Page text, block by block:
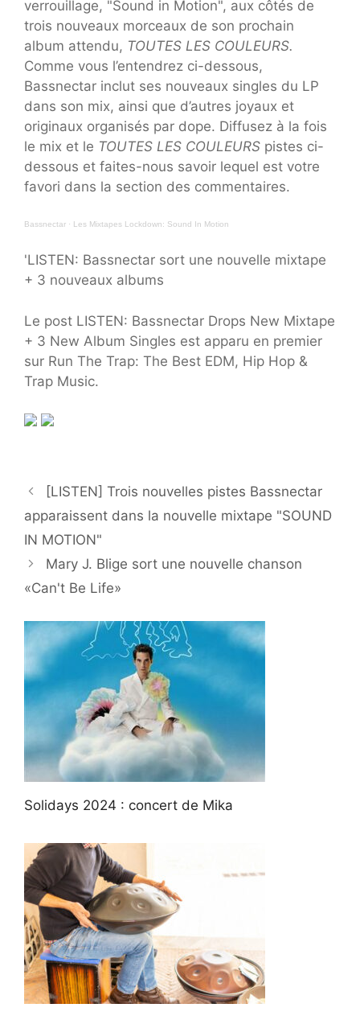
verrouillage, "Sound in Motion", aux côtés de
trois nouveaux morceaux de son prochain
album attendu, TOUTES LES COULEURS.
Comme vous l’entendrez ci-dessous,
Bassnectar inclut ses nouveaux singles du LP
dans son mix, ainsi que d’autres joyaux et
originaux organisés par dope. Diffusez à la fois
le mix et le TOUTES LES COULEURS pistes ci-
dessous et faites-nous savoir lequel est votre
favori dans la section des commentaires.
Bassnectar · Les Mixtapes Lockdown: Sound In Motion
'LISTEN: Bassnectar sort une nouvelle mixtape
+ 3 nouveaux albums
Le post LISTEN: Bassnectar Drops New Mixtape
+ 3 New Album Singles est apparu en premier
sur Run The Trap: The Best EDM, Hip Hop &
Trap Music.
[LISTEN] Trois nouvelles pistes Bassnectar
apparaissent dans la nouvelle mixtape "SOUND
IN MOTION"
Mary J. Blige sort une nouvelle chanson
«Can't Be Life»
Solidays 2024 : concert de Mika